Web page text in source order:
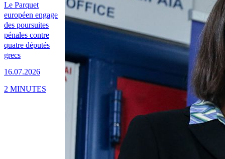
Le Parquet
européen engage
des poursuites
pénales contre
quatre députés
grecs
16.07.2026
2 MINUTES